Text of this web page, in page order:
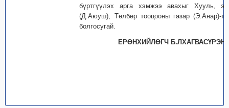
бүртгүүлэх арга хэмжээ авахыг Хууль,
(Д.Аюуш), Төлбөр тооцооны газар (Э.Анар)-т
болгосугай.
ЕРӨНХИЙЛӨГЧ Б.ЛХАГВАСҮРЭН